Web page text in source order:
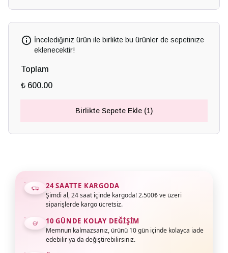
İncelediğiniz ürün ile birlikte bu ürünler de sepetinize
eklenecektir!
Toplam
₺ 600.00
Birlikte Sepete Ekle (1)
24 SAATTE KARGODA
Şimdi al, 24 saat içinde kargoda! 2.500₺ ve üzeri
siparişlerde kargo ücretsiz.
10 GÜNDE KOLAY DEĞIŞIM
Memnun kalmazsanız, ürünü 10 gün içinde kolayca iade
edebilir ya da değiştirebilirsiniz.